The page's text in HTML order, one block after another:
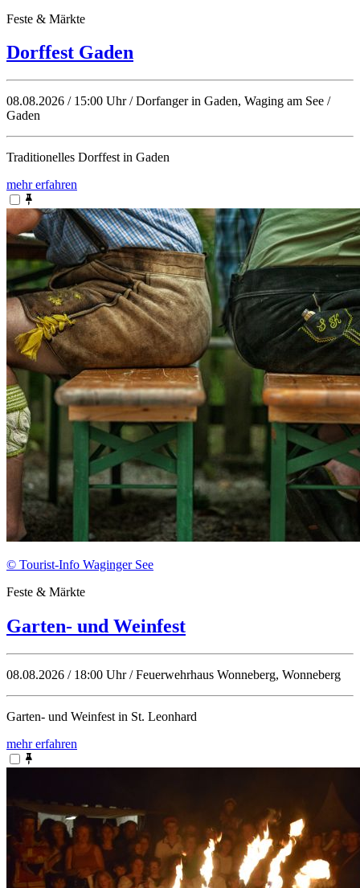
Feste & Märkte
Dorffest Gaden
08.08.2026 / 15:00 Uhr / Dorfanger in Gaden, Waging am See /
Gaden
Traditionelles Dorffest in Gaden
mehr erfahren
© Tourist-Info Waginger See
Feste & Märkte
Garten- und Weinfest
08.08.2026 / 18:00 Uhr / Feuerwehrhaus Wonneberg, Wonneberg
Garten- und Weinfest in St. Leonhard
mehr erfahren